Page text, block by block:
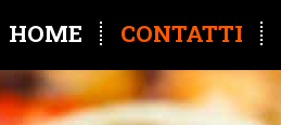
HOME CONTATTI